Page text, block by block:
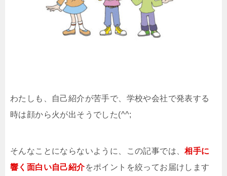
わたしも、自己紹介が苦手で、学校や会社で発表する
時は顔から火が出そうでした(^^;
そんなことにならないように、この記事では、相手に
響く面白い自己紹介をポイントを絞ってお届けします